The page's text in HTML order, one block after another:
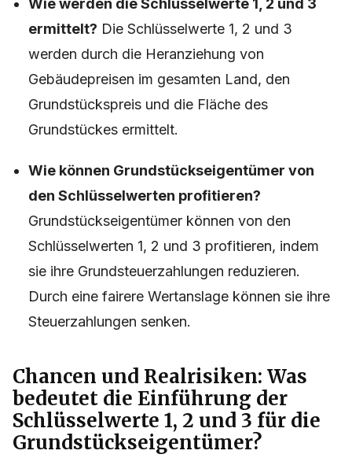
ermittelt? Die Schlüsselwerte 1, 2 und 3
werden durch die Heranziehung von
Gebäudepreisen im gesamten Land, den
Grundstückspreis und die Fläche des
Grundstückes ermittelt.
Wie können Grundstückseigentümer von
den Schlüsselwerten profitieren?
Grundstückseigentümer können von den
Schlüsselwerten 1, 2 und 3 profitieren, indem
sie ihre Grundsteuerzahlungen reduzieren.
Durch eine fairere Wertanslage können sie ihre
Steuerzahlungen senken.
Chancen und Realrisiken: Was
bedeutet die Einführung der
Schlüsselwerte 1, 2 und 3 für die
Grundstückseigentümer?